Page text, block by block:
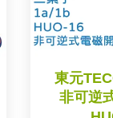
東元
非可逆